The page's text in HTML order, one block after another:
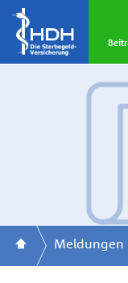
Skip
main
content
Meldungen